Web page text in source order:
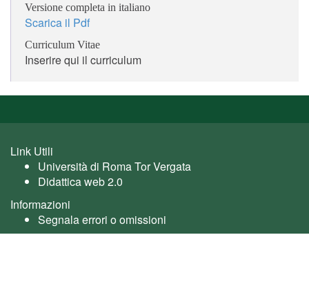
Versione completa in italiano
Scarica il Pdf
Curriculum Vitae
Inserire qui il curriculum
Link Utili
Università di Roma Tor Vergata
Didattica web 2.0
Informazioni
Segnala errori o omissioni